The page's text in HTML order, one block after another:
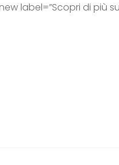
label=”Scopri di più